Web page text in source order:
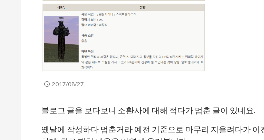
2017/08/27
블로그 글을 보다보니 소환사에 대해 적다가 멈춘 글이 있네요.
옜날에 작성하다 멈춘거라 예전 기준으로 마무리 지을려다가